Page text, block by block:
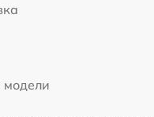
модели